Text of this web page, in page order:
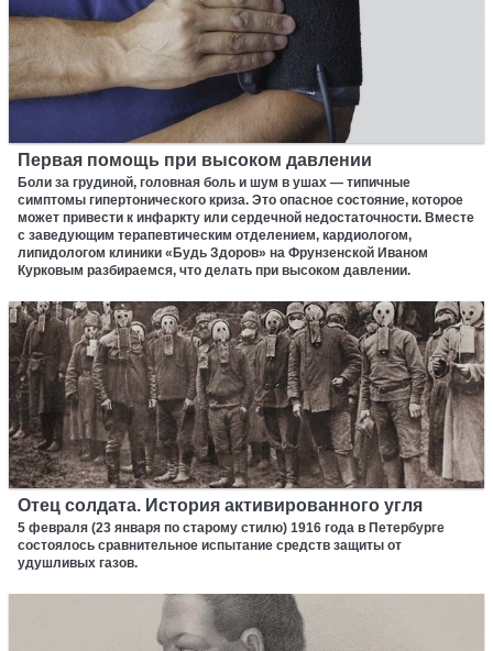
Первая помощь при высоком давлении
Боли за грудиной, головная боль и шум в ушах — типичные
симптомы гипертонического криза. Это опасное состояние, которое
может привести к инфаркту или сердечной недостаточности. Вместе
с заведующим терапевтическим отделением, кардиологом,
липидологом клиники «Будь Здоров» на Фрунзенской Иваном
Курковым разбираемся, что делать при высоком давлении.
Отец солдата. История активированного угля
5 февраля (23 января по старому стилю) 1916 года в Петербурге
состоялось сравнительное испытание средств защиты от
удушливых газов.